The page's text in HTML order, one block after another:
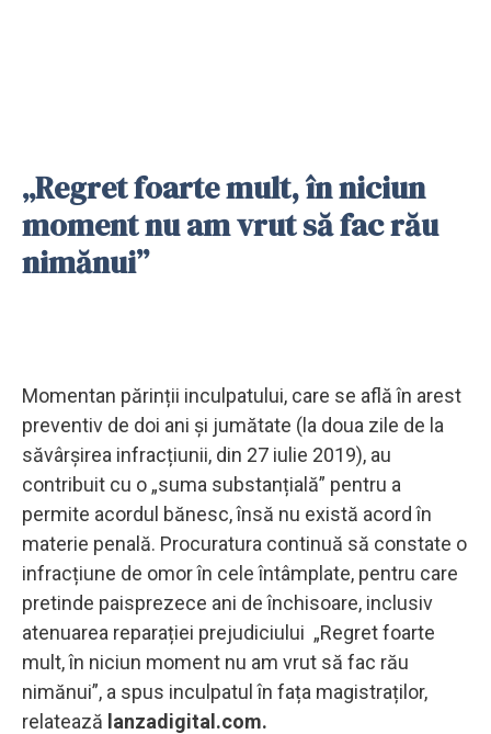
„Regret foarte mult, în niciun
moment nu am vrut să fac rău
nimănui”
Momentan părinții inculpatului, care se află în arest
preventiv de doi ani și jumătate (la doua zile de la
săvârșirea infracțiunii, din 27 iulie 2019), au
contribuit cu o „suma substanțială” pentru a
permite acordul bănesc, însă nu există acord în
materie penală. Procuratura continuă să constate o
infracțiune de omor în cele întâmplate, pentru care
pretinde paisprezece ani de închisoare, inclusiv
atenuarea reparației prejudiciului „Regret foarte
mult, în niciun moment nu am vrut să fac rău
nimănui”, a spus inculpatul în fața magistraților,
relatează lanzadigital.com.